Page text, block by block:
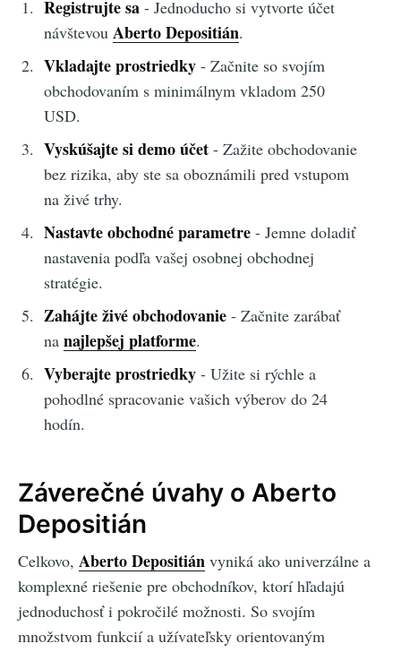
Registrujte sa- Jednoducho si vytvorte účet
návštevou Aberto Depositián.
Vkladajte prostriedky- Začnite so svojím
obchodovaním s minimálnym vkladom 250
USD.
Vyskúšajte si demo účet- Zažite obchodovanie
bez rizika, aby ste sa oboznámili pred vstupom
na živé trhy.
Nastavte obchodné parametre- Jemne doladiť
nastavenia podľa vašej osobnej obchodnej
stratégie.
Zahájte živé obchodovanie- Začnite zarábať
na najlepšej platforme.
Vyberajte prostriedky- Užite si rýchle a
pohodlné spracovanie vašich výberov do 24
hodín.
Záverečné úvahy o Aberto
Depositián
Celkovo, Aberto Depositián vyniká ako univerzálne a
komplexné riešenie pre obchodníkov, ktorí hľadajú
jednoduchosť i pokročilé možnosti. So svojím
množstvom funkcií a užívateľsky orientovaným